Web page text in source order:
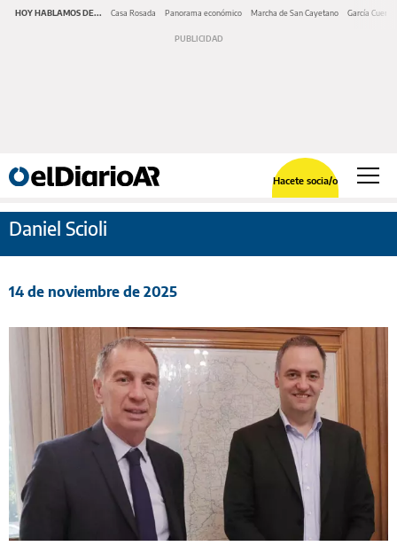
HOY HABLAMOS DE... Casa Rosada Panorama económico Marcha de San Cayetano García Cuerva
Hacete socia/o
Daniel Scioli
14 de noviembre de 2025